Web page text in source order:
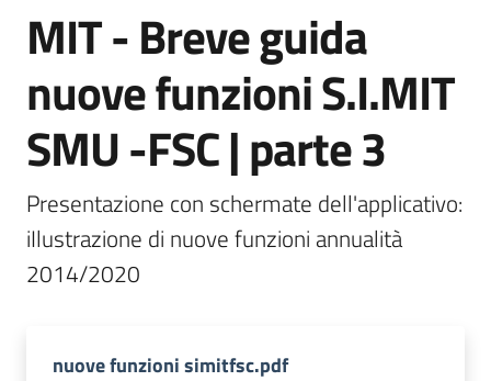
Strumenti
Norme
e
atti
Seguici
MIT - Breve guida
nuove funzioni S.I.MIT
SMU -FSC | parte 3
Presentazione con schermate dell'applicativo:
iIlustrazione di nuove funzioni annualità
2014/2020
nuove funzioni simitfsc.pdf